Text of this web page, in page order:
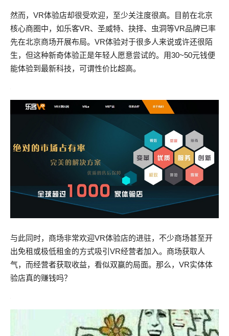
然而，VR体验店却很受欢迎，至少关注度很高。目前在北京
核心商圈中，如乐客VR、圣威特、抉择、虫洞等VR品牌已率
先在北京商场开展布局。VR体验对于很多人来说或许还很陌
生，但这种新奇体验正是年轻人愿意尝试的。用30~50元钱便
能体验到最新科技，可谓性价比超高。
与此同时，商场非常欢迎VR体验店的进驻，不少商场甚至开
出免租或极低租金的方式吸引VR经营者加入。商场获取人
气，而经营者获取收益，看似双赢的局面。那么，VR实体体
验店真的赚钱吗？